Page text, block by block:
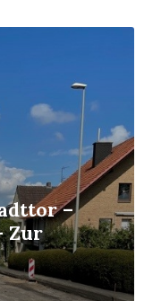
–
Zur